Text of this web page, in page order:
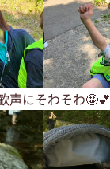
声にそわそわ🤩💕